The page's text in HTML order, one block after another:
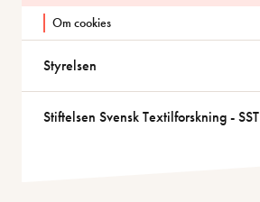
Om cookies
Styrelsen
Stiftelsen Svensk Textilforskning - SST